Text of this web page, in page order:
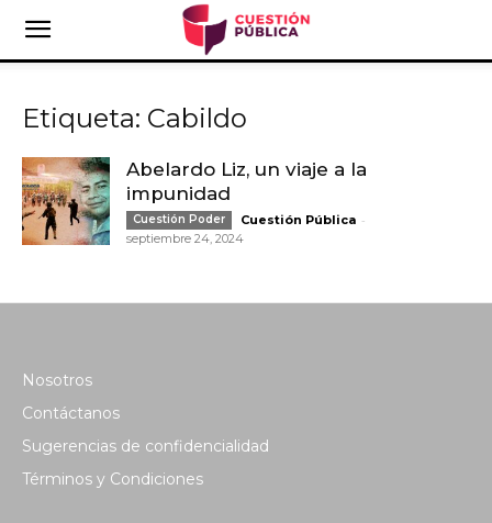
Etiqueta: Cabildo
Abelardo Liz, un viaje a la
impunidad
Cuestión Poder Cuestión Pública -
septiembre 24, 2024
Nosotros
Contáctanos
Sugerencias de confidencialidad
Términos y Condiciones